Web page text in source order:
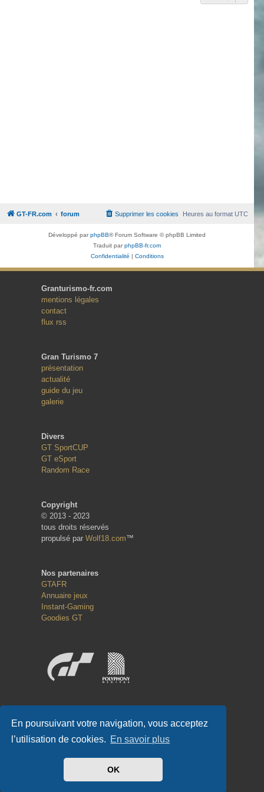
En poursuivant votre navigation, vous acceptez
l’utilisation de cookies. En savoir plus
OK
GT-FR.com forum Heures au formatUTC
Supprimer les cookies
Développé parphpBB® Forum Software © phpBB Limited
Traduit parphpBB-fr.com
Confidentialité | Conditions
Granturismo-fr.com
mentions légales
contact
flux rss
Gran Turismo 7
présentation
actualité
guide du jeu
galerie
Divers
GT SportCUP
GT eSport
Random Race
Copyright
© 2013 - 2023
tous droits réservés
propulsé par Wolf18.com™
Nos partenaires
GTAFR
Annuaire jeux
Instant-Gaming
Goodies GT
#GTFR